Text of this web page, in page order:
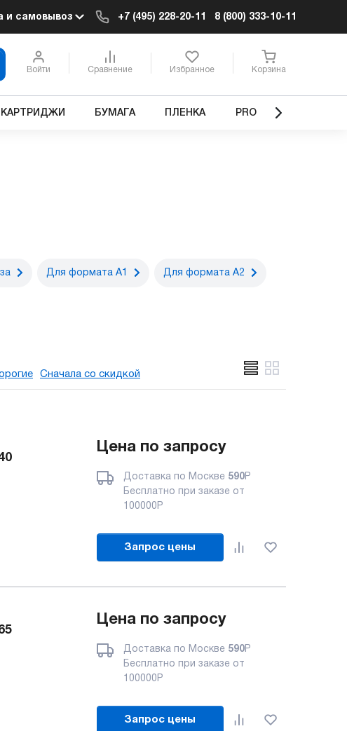
и самовывоз +7 (495) 228-20-11 8 (800) 333-10-11
Войти Сравнение Избранное Корзина
КАРТРИДЖИ БУМАГА ПЛЕНКА PRO
Для формата А1 Для формата А2
Сначала со скидкой
Цена по запросу
Доставка по Москве 590Р
Бесплатно при заказе от
100000 Р
Запрос цены
Цена по запросу
Доставка по Москве 590Р
Бесплатно при заказе от
100000 Р
Запрос цены